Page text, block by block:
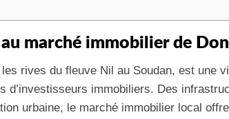
marché immobilier de
rives du fleuve Nil au Soudan, est une
d’investisseurs immobiliers. Des
urbaine, le marché immobilier local